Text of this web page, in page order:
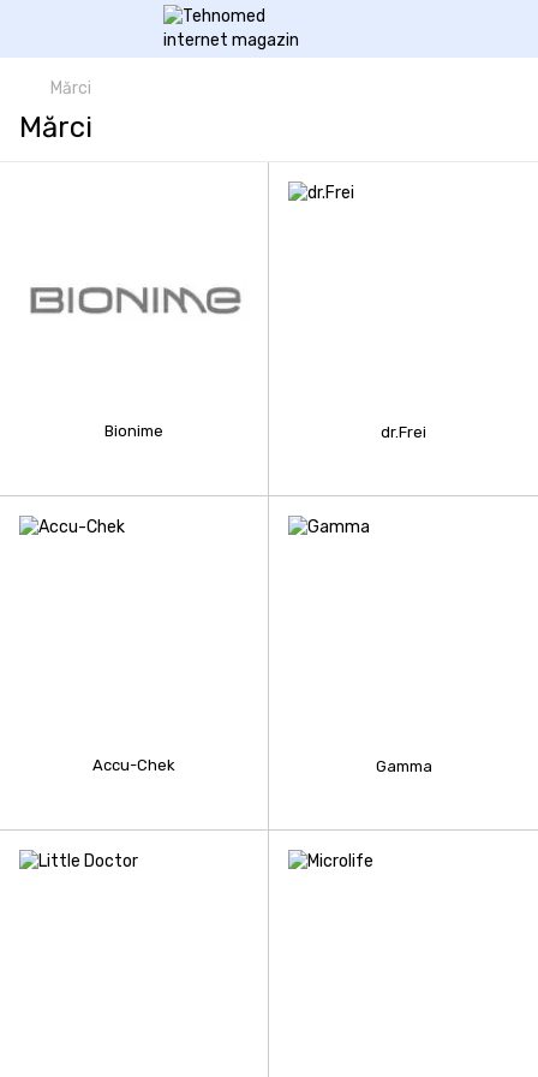
Mărci
Mărci
Bionime dr.Frei
Accu-Chek Gamma